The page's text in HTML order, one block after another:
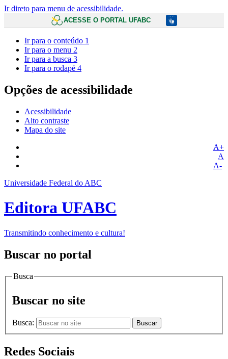
Ir direto para menu de acessibilidade.
ACESSE O PORTAL UFABC
Ir para o conteúdo 1
Ir para o menu 2
Ir para a busca 3
Ir para o rodapé 4
Opções de acessibilidade
Acessibilidade
Alto contraste
Mapa do site
A+
A
A-
Universidade Federal do ABC
Editora UFABC
Transmitindo conhecimento e cultura!
Buscar no portal
Busca
Buscar no site
Busca: Buscar
Redes Sociais